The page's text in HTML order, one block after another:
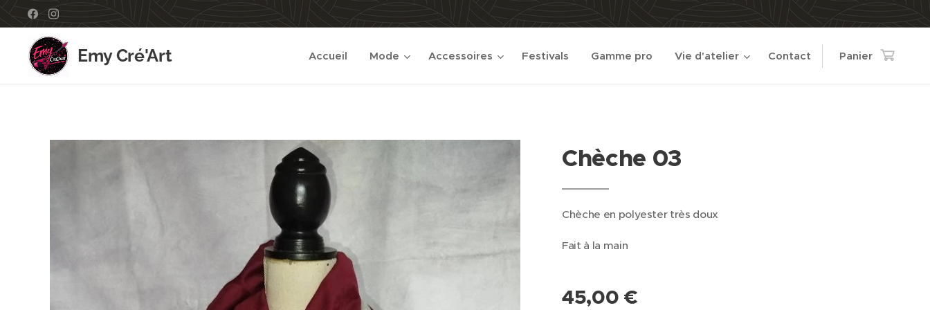
Emy Cré'Art Accueil Mode Accessoires Festivals Gamme pro Vie d'atelier Contact Panier
Chèche 03
Chèche en polyester très doux
Fait à la main
45,00 €